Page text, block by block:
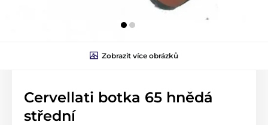
Zobrazit více obrázků
Cervellati botka 65 hnědá
střední